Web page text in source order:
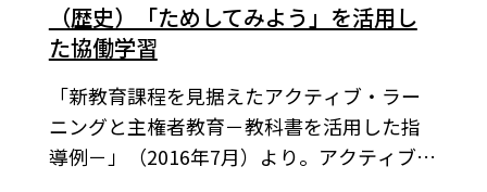
（歴史）「ためしてみよう」を活用し
た協働学習
「新教育課程を見据えたアクティブ・ラー
ニングと主権者教育－教科書を活用した指
導例－」（2016年7月）より。アクティブ・